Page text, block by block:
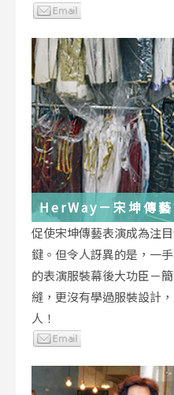
HerWay－宋坤傳
促使宋坤傳藝表演成為注
鍵。但令人訝異的是，一
的表演服裝幕後大功臣－
縫，更沒有學過服裝設計
人！